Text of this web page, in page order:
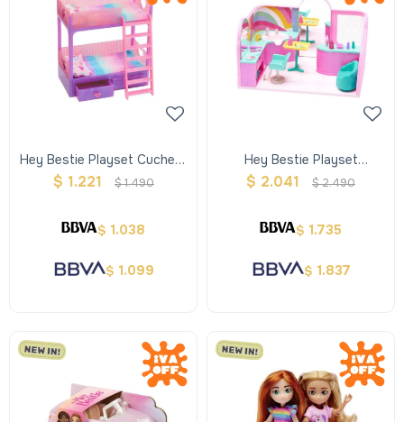
Hey Bestie Playset Cucheta
Nochebuena
$ 1.221 $1.490
$ 1.038
$ 1.099
Hey Bestie Playset
Peluqueria Lush Y Lovely
$ 2.041 $2.490
$ 1.735
$ 1.837